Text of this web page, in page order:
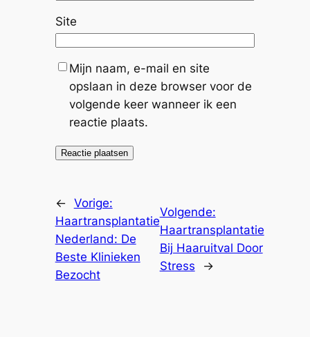
Site
Mijn naam, e-mail en site
opslaan in deze browser voor de
volgende keer wanneer ik een
reactie plaats.
← Vorige:
Haartransplantatie
Nederland: De
Beste Klinieken
Bezocht
Volgende:
Haartransplantatie
Bij Haaruitval Door
Stress
→